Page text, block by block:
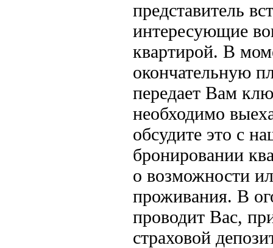
представитель
интересующие
квартирой. В
окончательную
передает Вам
необходимо
обсудите это с
бронировании
о возможности
проживания. В
проводит Вас,
страховой